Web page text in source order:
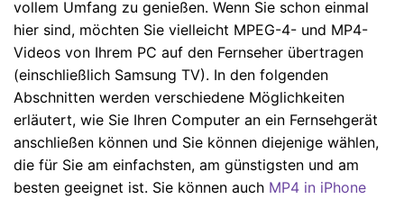
vollem Umfang zu genießen. Wenn Sie schon einmal
hier sind, möchten Sie vielleicht MPEG-4- und MP4-
Videos von Ihrem PC auf den Fernseher übertragen
(einschließlich Samsung TV). In den folgenden
Abschnitten werden verschiedene Möglichkeiten
erläutert, wie Sie Ihren Computer an ein Fernsehgerät
anschließen können und Sie können diejenige wählen,
die für Sie am einfachsten, am günstigsten und am
besten geeignet ist. Sie können auch MP4 in iPhone